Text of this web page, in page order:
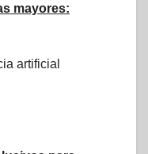
mayores:
artificial